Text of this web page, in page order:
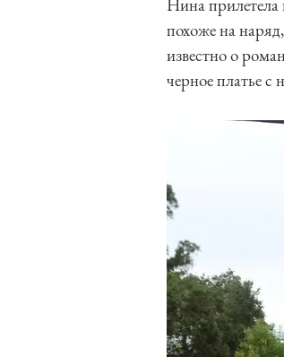
Нина прилетела
похоже на
известно о
черное платье